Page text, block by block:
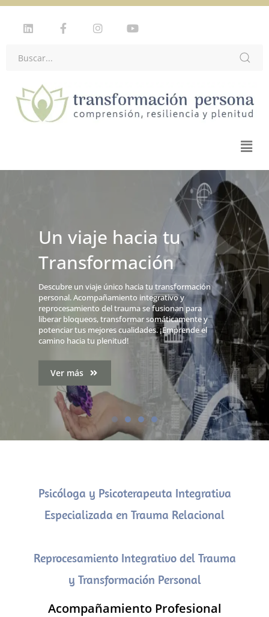
Un viaje hacia tu
Transformación
Descubre un viaje único hacia tu transformación
personal. Acompañamiento integrativo y
reprocesamiento del trauma se fusionan para
liberar bloqueos, transformar somáticamente y
potenciar tus mejores cualidades. ¡Emprende el
camino hacia tu plenitud!
Ver más
Psicóloga y Psicoterapeuta Integrativa
Especializada en Trauma Relacional
Reprocesamiento Integrativo del Trauma
y Transformación Personal
Acompañamiento Profesional